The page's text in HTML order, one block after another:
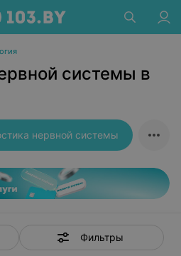
системы в
нервной системы
Фильтры